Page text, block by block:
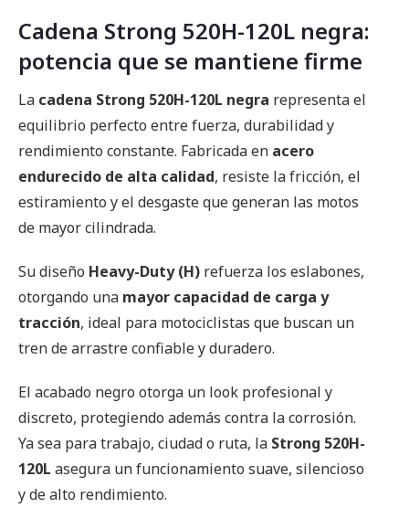
Cadena Strong 520H-120L negra:
potencia que se mantiene firme
La cadena Strong 520H-120L negra representa el
equilibrio perfecto entre fuerza, durabilidad y
rendimiento constante. Fabricada en acero
endurecido de alta calidad, resiste la fricción, el
estiramiento y el desgaste que generan las motos
de mayor cilindrada.
Su diseño Heavy-Duty (H) refuerza los eslabones,
otorgando una mayor capacidad de carga y
tracción, ideal para motociclistas que buscan un
tren de arrastre confiable y duradero.
El acabado negro otorga un look profesional y
discreto, protegiendo además contra la corrosión.
Ya sea para trabajo, ciudad o ruta, la Strong 520H-
120L asegura un funcionamiento suave, silencioso
y de alto rendimiento.